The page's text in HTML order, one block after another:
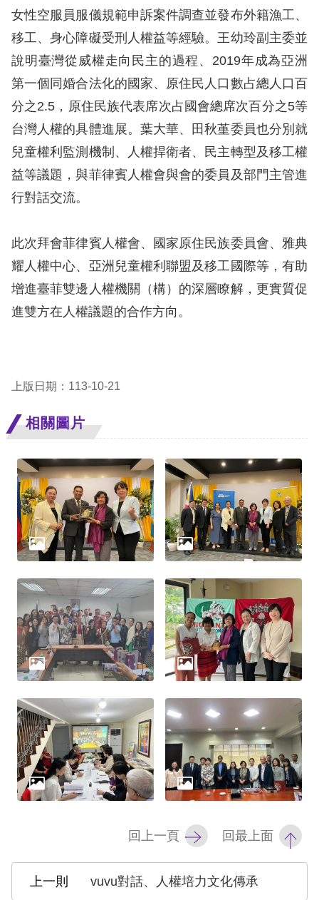
資
料
庫
無
障
快
捷
鍵
選
擇
語
兒少版
回
頁
網
站
導
網
站
安
全
政
策
隱
私
女性空服員服儀規範申訴案件調查並發布外籍漁工、
移工、身心障礙受刑人權益等經驗。王幼玲副主委並
說明臺灣從威權走向民主的過程、2019年成為亞洲
第一個同婚合法化的國家、原住民人口數占總人口百
分之2.5，原住民族代表席次占國會總席次百分之5等
台灣人權的具體進展。葉大華、田秋堇委員也分別就
兒童權利監測機制、人權捍衛者、民主轉型及移工權
益等議題，與菲律賓人權會與會的委員及部門主管進
行對話交流。
此次拜會菲律賓人權會、國家原住民族委員會、雅典
耀人權中心、亞洲兒童權利聯盟及移工國際等，有助
增進臺菲雙邊人權機關（構）的深層瞭解，更實質促
進雙方在人權議題的合作方向。
上版日期：113-10-21
相關圖片
回上一頁 回最上面
vuvu對話、人權培力文化傳承